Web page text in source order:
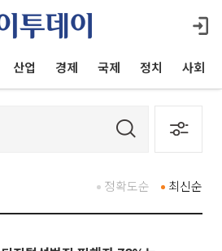
산업 경제 국제 정치 사회
최신순
정확도순